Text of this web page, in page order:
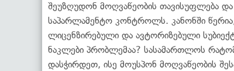
შეუზღუდონ მოღვაწეობის თავისუფლება
საპარლამენტო კონტროლს. კანონში
ლიცენზირებული და ავტორიზებული
ნაკლები პრობლემაა? სასამართლოს
დასჭირდეთ, ისე მოუსპონ მოღვაწეობის